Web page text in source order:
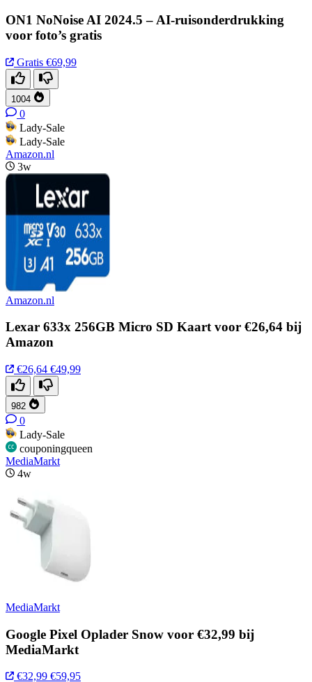
ON1 NoNoise AI 2024.5 – AI-ruisonderdrukking
voor foto’s gratis
Gratis €69,99
1004
0
Lady-Sale
Lady-Sale
Amazon.nl
3w
Amazon.nl
Lexar 633x 256GB Micro SD Kaart voor €26,64 bij
Amazon
€26,64 €49,99
982
0
Lady-Sale
couponingqueen
MediaMarkt
4w
MediaMarkt
Google Pixel Oplader Snow voor €32,99 bij
MediaMarkt
€32,99 €59,95